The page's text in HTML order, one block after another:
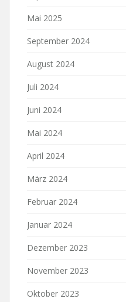
Mai 2025
September 2024
August 2024
Juli 2024
Juni 2024
Mai 2024
April 2024
März 2024
Februar 2024
Januar 2024
Dezember 2023
November 2023
Oktober 2023